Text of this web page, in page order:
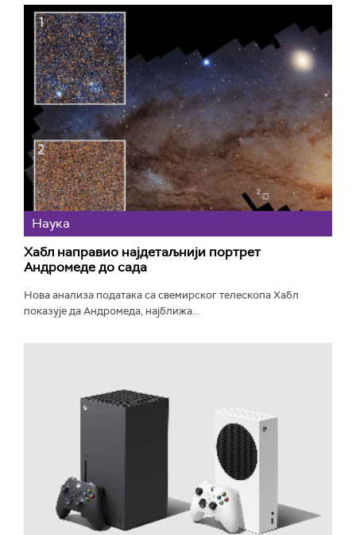
Наука
Хабл направио најдетаљнији портрет
Андромеде до сада
Нова анализа података са свемирског телескопа Хабл
показује да Андромеда, најближа...